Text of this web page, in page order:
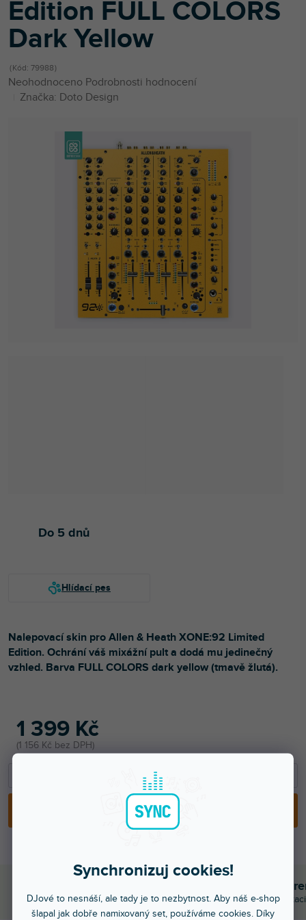
Synchronizuj cookies!
DJové to nesnáší, ale tady je to nezbytnost. Aby náš e-shop
šlapal jak dobře namixovaný set, používáme cookies. Díky
Edition FULL COLORS
Dark Yellow
Kód: 79988
Průměrné
hodnocení
Neohodnoceno Podrobnosti hodnocení
Značka: Doto Design
1 399 Kč
1 156 Kč bez DPH
Do 5 dnů
PŘIDAT DO KOŠÍKU
Nalepovací skin pro Allen & Heath XONE:92 Limited
Edition. Ochrání váš mixážní pult a dodá mu jedinečný
vzhled. Barva FULL COLORS dark yellow (tmavě žlutá).
A máš to druhý den doma
Poradíme s
Chválí nás za komunikaci